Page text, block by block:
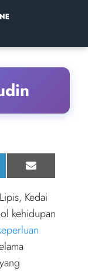
Share
on
E
m
i
Kedai
kehidupan